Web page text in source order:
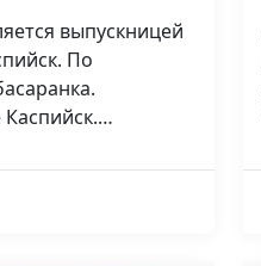
выпускницей
По